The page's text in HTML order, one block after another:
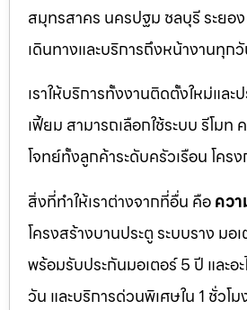
สมุทรสาคร นครปฐม ชลบุรี ระยอ
เดินทางและบริการถึงหน้างานทุก
เราให้บริการทั้งงานติดตั้งใหม่แล
เฟี้ยม สามารถเลือกใช้ระบบ รีโม
โจทย์ทั้งลูกค้าระดับครัวเรือน โค
สิ่งที่ทำให้เราต่างจากที่อื่น คือควา
โครงสร้างบานประตู ระบบราง ม
พร้อมรับประกันมอเตอร์ 5 ปี และ
วัน และบริการด่วนพิเศษใน 1 ชั่ว